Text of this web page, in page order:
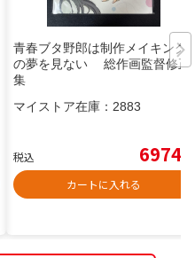
青春ブタ野郎は制作メイキング
の夢を見ない 総作画監督修正
集
マイストア在庫： 2883
税込 6974
カートに入れる